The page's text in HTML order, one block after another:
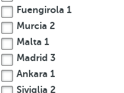
t
h
e
d
o
w
Fuengirola 1
Murcia 2
Malta 1
Madrid 3
Ankara 1
Siviglia 2